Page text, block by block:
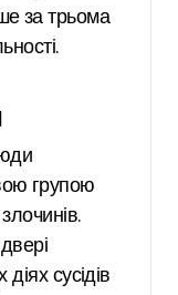
за трьома
групою
сусідів